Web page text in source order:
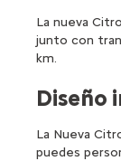
La nueva
junto con
km.
Diseño
La Nueva
puedes